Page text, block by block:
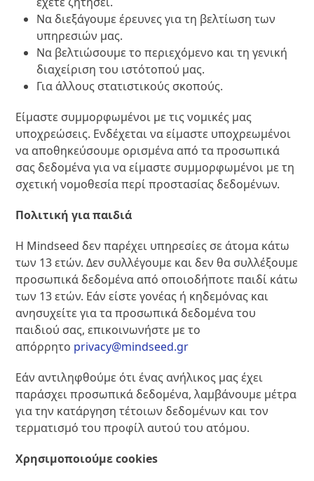
Να διεξάγουμε έρευνες για τη βελτίωση των
υπηρεσιών μας.
Να βελτιώσουμε το περιεχόμενο και τη γενική
διαχείριση του ιστότοπού μας.
Για άλλους στατιστικούς σκοπούς.
Είμαστε συμμορφωμένοι με τις νομικές μας
υποχρεώσεις. Ενδέχεται να είμαστε υποχρεωμένοι
να αποθηκεύσουμε ορισμένα από τα προσωπικά
σας δεδομένα για να είμαστε συμμορφωμένοι με τη
σχετική νομοθεσία περί προστασίας δεδομένων.
Πολιτική για παιδιά
Η Mindseed δεν παρέχει υπηρεσίες σε άτομα κάτω
των 13 ετών. Δεν συλλέγουμε και δεν θα συλλέξουμε
προσωπικά δεδομένα από οποιοδήποτε παιδί κάτω
των 13 ετών. Εάν είστε γονέας ή κηδεμόνας και
ανησυχείτε για τα προσωπικά δεδομένα του
παιδιού σας, επικοινωνήστε με το
απόρρητο privacy@mindseed.gr
Εάν αντιληφθούμε ότι ένας ανήλικος μας έχει
παράσχει προσωπικά δεδομένα, λαμβάνουμε μέτρα
για την κατάργηση τέτοιων δεδομένων και τον
τερματισμό του προφίλ αυτού του ατόμου.
Χρησιμοποιούμε cookies